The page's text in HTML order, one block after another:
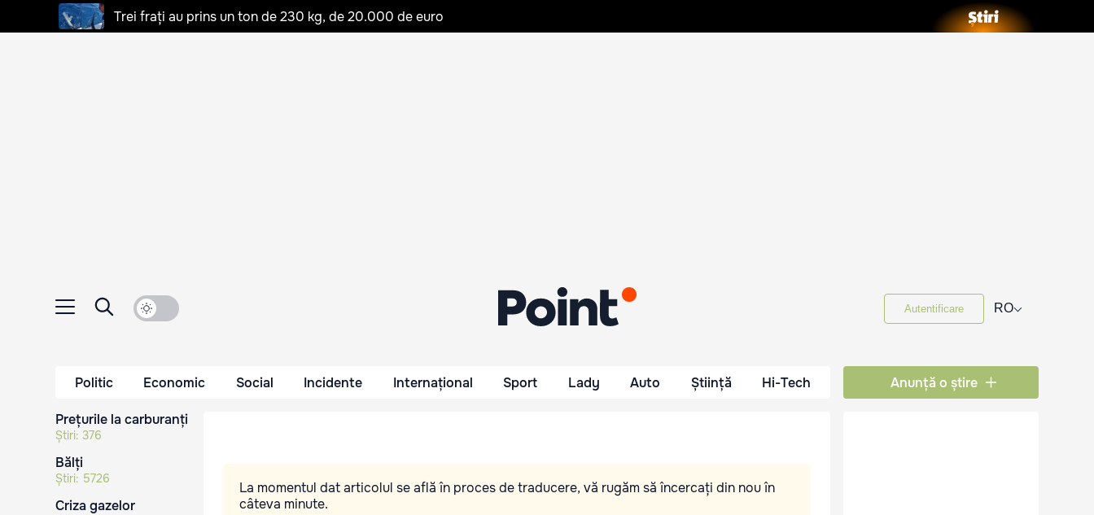
Trei frați au prins un ton de 230 kg, de 20.000 de euro
Autentificare RO⌵
Politic Economic Social Incidente Internațional Sport Lady Auto Știință Hi-Tech Anunță o știre
Prețurile la carburanți
Știri: 376
Bălți
Știri: 5726
Criza gazelor
La momentul dat articolul se află în proces de traducere, vă rugăm să încercați din nou în
câteva minute.